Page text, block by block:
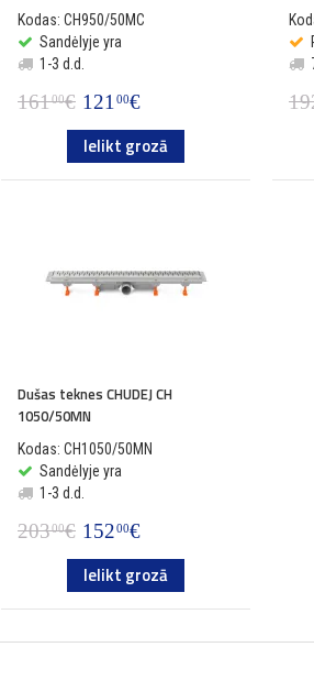
Kodas: CH950/50MC
Sandėlyje yra
1-3 d.d.
16100€ 12100€
Ielikt grozā
Dušas teknes CHUDEJ CH
1050/50MN
Kodas: CH1050/50MN
Sandėlyje yra
1-3 d.d.
20300€ 15200€
Ielikt grozā